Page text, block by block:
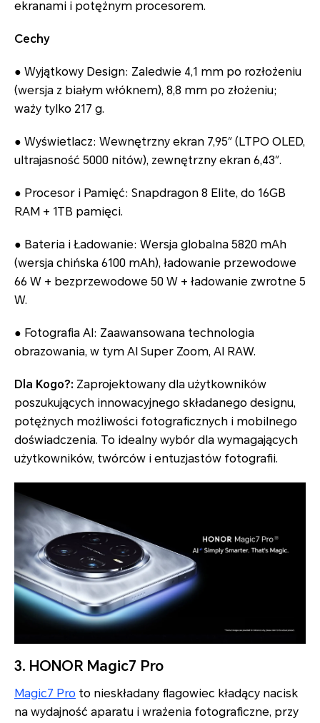
ekranami i potężnym procesorem.
Cechy
● Wyjątkowy Design: Zaledwie 4,1 mm po rozłożeniu
(wersja z białym włóknem), 8,8 mm po złożeniu;
waży tylko 217 g.
● Wyświetlacz: Wewnętrzny ekran 7,95″ (LTPO OLED,
ultrajasność 5000 nitów), zewnętrzny ekran 6,43″.
● Procesor i Pamięć: Snapdragon 8 Elite, do 16GB
RAM + 1TB pamięci.
● Bateria i Ładowanie: Wersja globalna 5820 mAh
(wersja chińska 6100 mAh), ładowanie przewodowe
66 W + bezprzewodowe 50 W + ładowanie zwrotne 5
W.
● Fotografia AI: Zaawansowana technologia
obrazowania, w tym AI Super Zoom, AI RAW.
Dla Kogo?: Zaprojektowany dla użytkowników
poszukujących innowacyjnego składanego designu,
potężnych możliwości fotograficznych i mobilnego
doświadczenia. To idealny wybór dla wymagających
użytkowników, twórców i entuzjastów fotografii.
3. HONOR Magic7 Pro
Magic7 Pro to nieskładany flagowiec kładący nacisk
na wydajność aparatu i wrażenia fotograficzne, przy